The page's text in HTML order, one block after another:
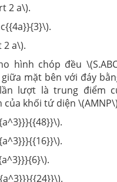
2 a\).
a\).
hình chóp đều
mặt bên với đáy
lượt là trung điểm
của khối tứ diện